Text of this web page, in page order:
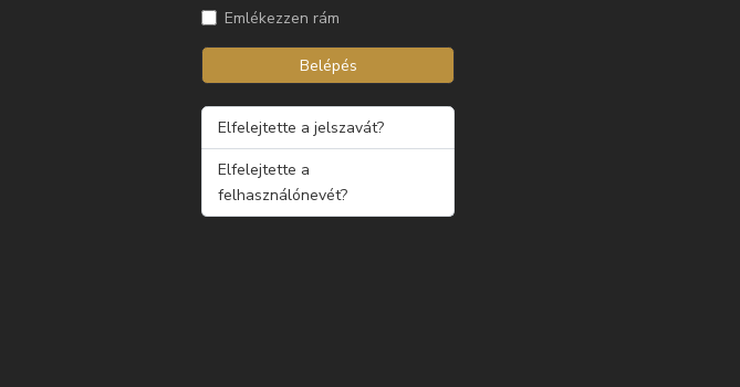
Emlékezzen rám
Belépés
Elfelejtette a jelszavát?
Elfelejtette a
felhasználónevét?